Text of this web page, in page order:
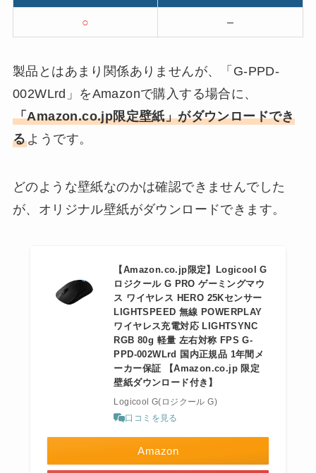
○ –
製品とはあまり関係ありませんが、「G-PPD-
002WLrd」をAmazonで購入する場合に、
「Amazon.co.jp限定壁紙」がダウンロードでき
るようです。
どのような壁紙なのかは確認できませんでした
が、オリジナル壁紙がダウンロードできます。
【Amazon.co.jp限定】Logicool G
ロジクール G PRO ゲーミングマウ
ス ワイヤレス HERO 25Kセンサー
LIGHTSPEED 無線 POWERPLAY
ワイヤレス充電対応 LIGHTSYNC
RGB 80g 軽量 左右対称 FPS G-
PPD-002WLrd 国内正規品 1年間メ
ーカー保証 【Amazon.co.jp 限定
壁紙ダウンロード付き】
Logicool G(ロジクール G)
口コミを見る
Amazon